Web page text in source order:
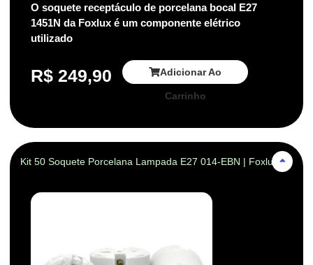
O soquete receptáculo de porcelana bocal E27
1451N da Foxlux é um componente elétrico
utilizado
R$ 249,90 Adicionar Ao
Carrinho
Kit 50 Soquete Porcelana Lampada E27 014-EBN | Foxlux